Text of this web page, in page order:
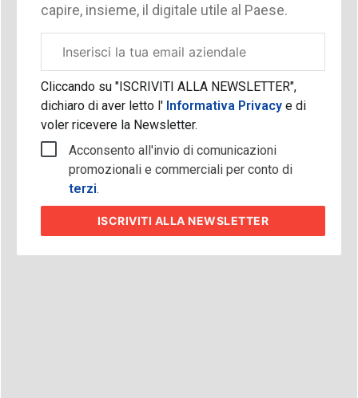
capire, insieme, il digitale utile al Paese.
aziendale
Cliccando su "ISCRIVITI ALLA NEWSLETTER",
dichiaro di aver letto l'Informativa Privacy e di
voler ricevere la Newsletter.
Acconsento all'invio di comunicazioni
promozionali e commerciali per conto di
terzi.
ISCRIVITI ALLA NEWSLETTER